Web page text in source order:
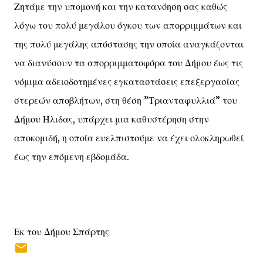
Ζητάμε την υπομονή και την κατανόηση σας καθώς
λόγω του πολύ μεγάλου όγκου των απορριμμάτων και
της πολύ μεγάλης απόστασης την οποία αναγκάζονται
να διανύσουν τα απορριμματοφόρα του Δήμου έως τις
νόμιμα αδειοδοτημένες εγκαταστάσεις επεξεργασίας
στερεών αποβλήτων, στη θέση ”Τριανταφυλλιά” του
Δήμου Ήλιδας, υπάρχει μια καθυστέρηση στην
αποκομιδή, η οποία ευελπιστούμε να έχει ολοκληρωθεί
έως την επόμενη εβδομάδα.
Εκ του Δήμου Σπάρτης